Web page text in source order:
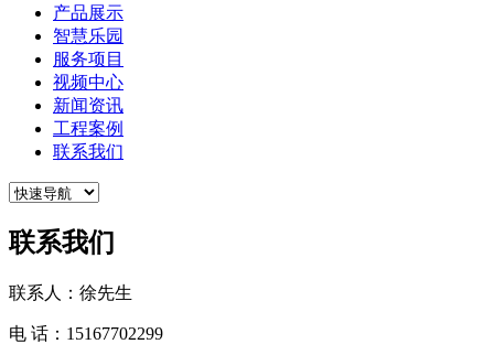
产品展示
智慧乐园
服务项目
视频中心
新闻资讯
工程案例
联系我们
联系我们
联系人：徐先生
电 话：15167702299